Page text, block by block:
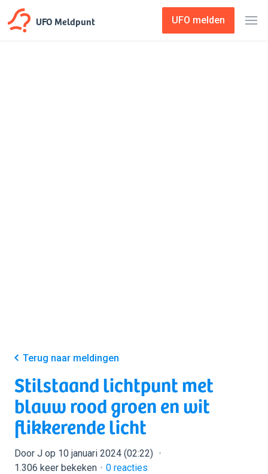
UFO Meldpunt UFO melden
Terug naar meldingen
Stilstaand lichtpunt met
blauw rood groen en wit
flikkerende licht
Door J op 10 januari 2024 (02:22)
1.306 keer bekeken
0 reacties